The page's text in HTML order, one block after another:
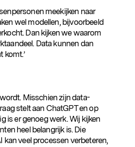
meekijken naar
wel modellen, bijvoorbeeld
Dan kijken we waarom
Data kunnen dan
komt.’
Misschien zijn data-
stelt aan ChatGPT en op
is er genoeg werk. Wij kijken
heel belangrijk is. Die
veel processen verbeteren,